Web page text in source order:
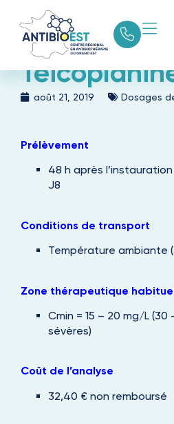
août 21, 2019 Dosages
Prélèvement
48 h après
J8
Conditions de transport
Température ambiante
Zone thérapeutique
Cmin = 15 – 20 mg/L
sévères)
Coût de l’analyse
32,40 € non remboursé